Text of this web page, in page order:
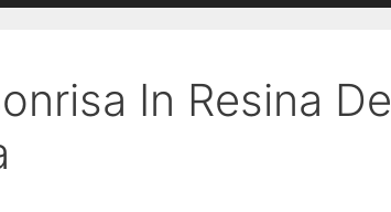
In Resina De